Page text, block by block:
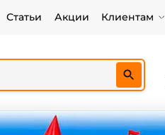
Статьи Акции Клиентам